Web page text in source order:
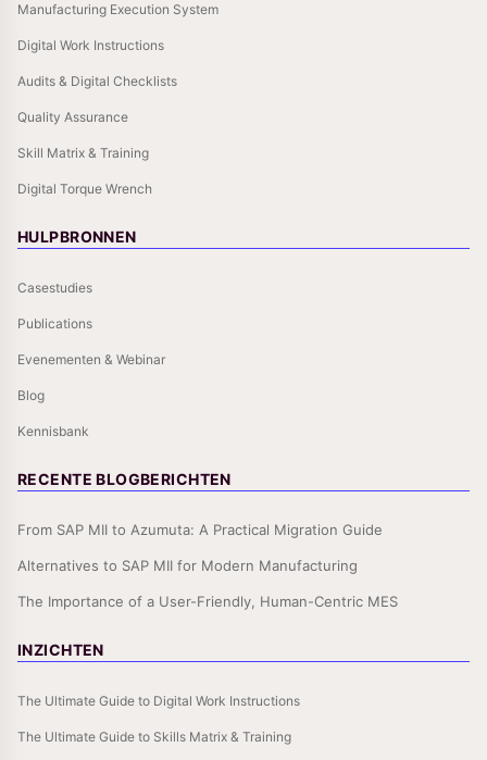
Manufacturing Execution System
Digital Work Instructions
Audits & Digital Checklists
Quality Assurance
Skill Matrix & Training
Digital Torque Wrench
HULPBRONNEN
Casestudies
Publications
Evenementen & Webinar
Blog
Kennisbank
RECENTE BLOGBERICHTEN
From SAP MII to Azumuta: A Practical Migration Guide
Alternatives to SAP MII for Modern Manufacturing
The Importance of a User-Friendly, Human-Centric MES
INZICHTEN
The Ultimate Guide to Digital Work Instructions
The Ultimate Guide to Skills Matrix & Training